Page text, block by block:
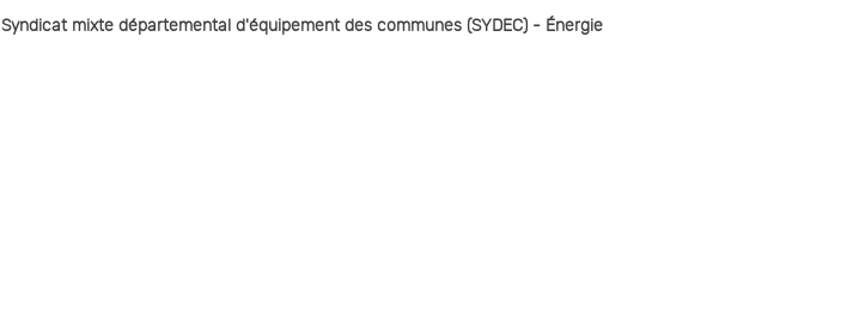
Syndicat mixte départemental d'équipement des communes (SYDEC) - Énergie